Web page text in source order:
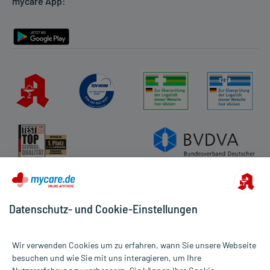
Rückgabe/Widerruf
Datenschutz- und Cookie-Einstellungen
Wir verwenden Cookies um zu erfahren, wann Sie unsere Webseite
besuchen und wie Sie mit uns interagieren, um Ihre